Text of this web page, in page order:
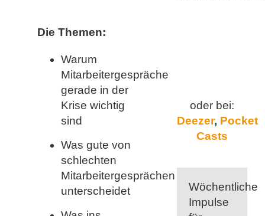
Die Themen:
Warum
Mitarbeitergespräche
gerade in der
Krise wichtig
sind
Was gute von
schlechten
Mitarbeitergesprächen
unterscheidet
oder bei:
Deezer, Pocket
Casts
Wöchentliche
Impulse